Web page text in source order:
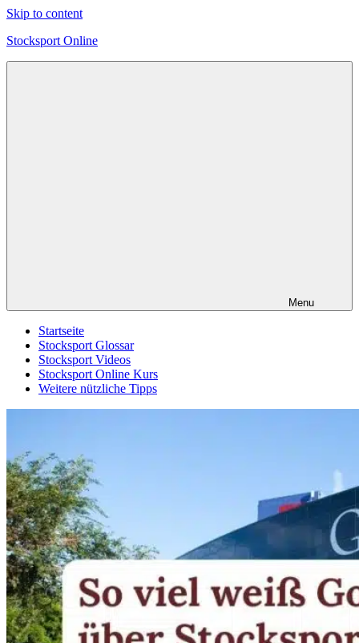
Skip to content
Stocksport Online
Menu
Startseite
Stocksport Glossar
Stocksport Videos
Stocksport Online Kurs
Weitere nützliche Tipps